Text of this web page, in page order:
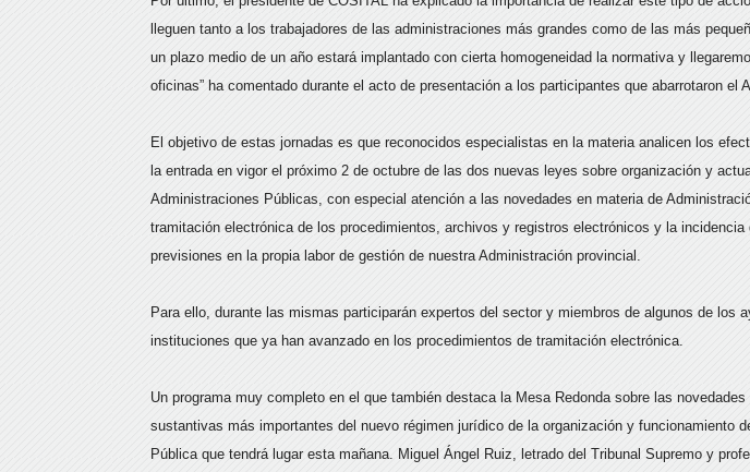
lleguen tanto a los trabajadores de las administraciones más grandes como de las más
un plazo medio de un año estará implantado con cierta homogeneidad la normativa y
oficinas” ha comentado durante el acto de presentación a los participantes que abarrotaron el
El objetivo de estas jornadas es que reconocidos especialistas en la materia analicen los
la entrada en vigor el próximo 2 de octubre de las dos nuevas leyes sobre organización y
Administraciones Públicas, con especial atención a las novedades en materia de
tramitación electrónica de los procedimientos, archivos y registros electrónicos y la incidencia
previsiones en la propia labor de gestión de nuestra Administración provincial.
Para ello, durante las mismas participarán expertos del sector y miembros de algunos de los
instituciones que ya han avanzado en los procedimientos de tramitación electrónica.
Un programa muy completo en el que también destaca la Mesa Redonda sobre las
sustantivas más importantes del nuevo régimen jurídico de la organización y funcionamiento
Pública que tendrá lugar esta mañana. Miguel Ángel Ruiz, letrado del Tribunal Supremo y